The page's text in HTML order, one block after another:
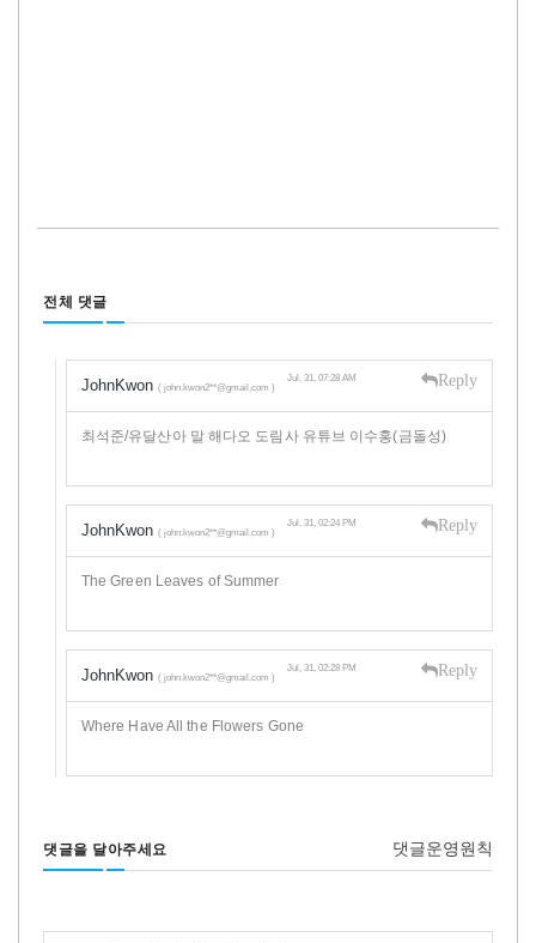
전체 댓글
JohnKwon ( john.kwon2**@gmail.com )
Jul, 31, 07:28 AM Reply
최석준/유달산아 말 해다오 도림사 유튜브 이수홍(금돌성)
JohnKwon ( john.kwon2**@gmail.com )
Jul, 31, 02:24 PM Reply
The Green Leaves of Summer
JohnKwon ( john.kwon2**@gmail.com )
Jul, 31, 02:28 PM Reply
Where Have All the Flowers Gone
댓글을 달아주세요 댓글운영원칙